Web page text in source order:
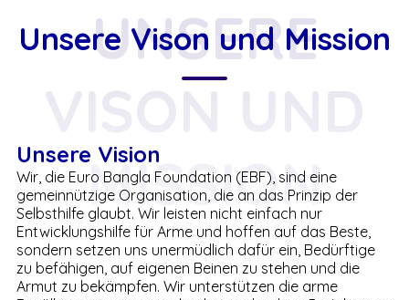
Unsere Vison und Mission
UNSERE
VISON UND
MISSION
Unsere Vision
Wir, die Euro Bangla Foundation (EBF), sind eine
gemeinnützige Organisation, die an das Prinzip der
Selbsthilfe glaubt. Wir leisten nicht einfach nur
Entwicklungshilfe für Arme und hoffen auf das Beste,
sondern setzen uns unermüdlich dafür ein, Bedürftige
zu befähigen, auf eigenen Beinen zu stehen und die
Armut zu bekämpfen. Wir unterstützen die arme